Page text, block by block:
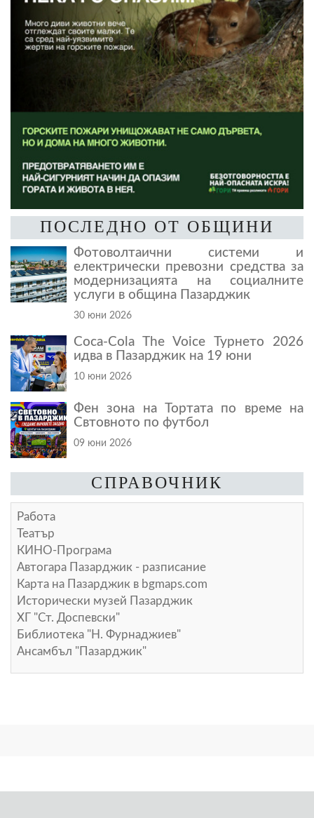
ПОСЛЕДНО ОТ ОБЩИНИ
Фотоволтаични системи и
електрически превозни средства за
модернизацията на социалните
услуги в община Пазарджик
30 юни 2026
Coca-Cola The Voice Турнето 2026
идва в Пазарджик на 19 юни
10 юни 2026
Фен зона на Тортата по време на
Свтовното по футбол
09 юни 2026
СПРАВОЧНИК
Работа
Театър
КИНО-Програма
Автогара Пазарджик - разписание
Карта на Пазарджик в bgmaps.com
Исторически музей Пазарджик
ХГ "Ст. Доспевски"
Библиотека "Н. Фурнаджиев"
Ансамбъл "Пазарджик"